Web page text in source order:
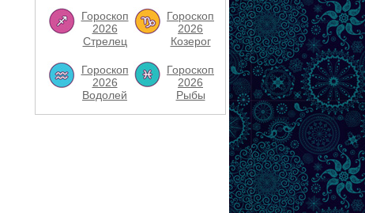
Гороскоп
2026
Стрелец
Гороскоп
2026
Козерог
Гороскоп
2026
Водолей
Гороскоп
2026
Рыбы